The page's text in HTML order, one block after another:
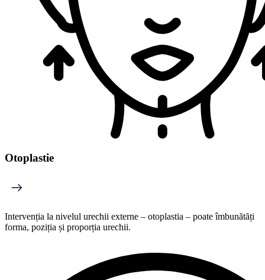
Otoplastie
Intervenția la nivelul urechii externe – otoplastia – poate îmbunătăți
forma, poziția și proporția urechii.